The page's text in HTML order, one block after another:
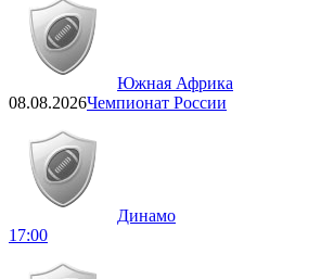
Южная Африка
08.08.2026Чемпионат России
Динамо
17:00